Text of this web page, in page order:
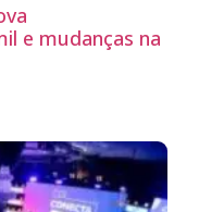
e mudanças na